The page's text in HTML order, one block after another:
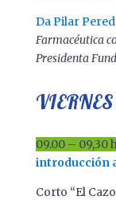
Da Pilar
Farmacéutica
Presidenta
09.00 – 09,30
introducción
Corto “El